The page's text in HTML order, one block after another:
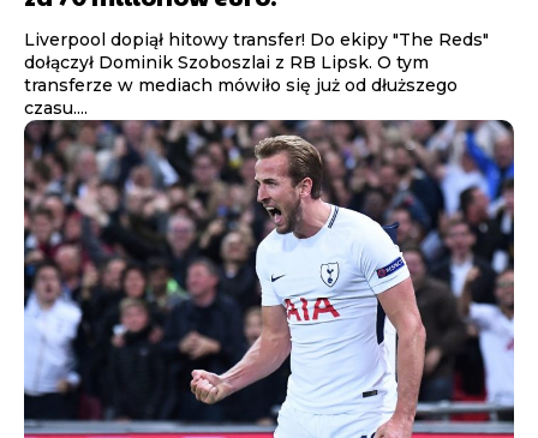
Liverpool dopiął hitowy transfer! Do ekipy "The Reds"
dołączył Dominik Szoboszlai z RB Lipsk. O tym
transferze w mediach mówiło się już od dłuższego
czasu....